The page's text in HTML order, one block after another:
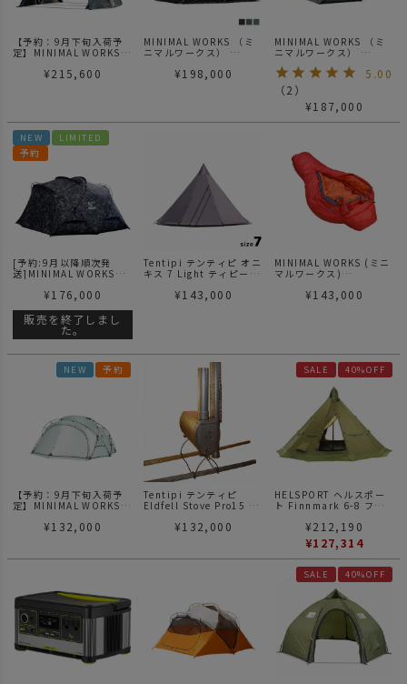
【予約：9月下旬入荷予
定】MINIMAL WORKS
SHELTER GM-Forest
¥215,600
MINIMAL WORKS （ミ
ニマルワークス）
¥198,000
MINIMAL WORKS （ミ
ニマルワークス）
SHELTER
GH(HERITAGE)
CHARCOAL | シェルタ
ーGH(ヘリテージ) チャ
コール
5.00
（2 ）
¥187,000
NEW
LIMITED
予約
[予約:9月以降順次発
送]MINIMAL WORKS
GEAR MISSION(ギアミ
SHELTER G - Gray
camo | シェルターG グ
レーカモ
¥176,000
販売を終了しまし
た。
Tentipi テンティピ オニ
キス 7 Light ティピーテ
¥143,000
MINIMAL WORKS (ミニ
マルワークス)
sleeping bag-Red スノ
¥143,000
NEW 予約
【予約：9月下旬入荷予
定】MINIMAL WORKS
SHELTER G AIR -
¥132,000
Tentipi テンティピ
Eldfell Stove Pro15 エ
煙突3本
¥132,000
SALE 40%OFF
HELSPORT ヘルスポー
ト Finnmark 6-8 フィ
¥212,190
¥127,314
SALE 40%OFF